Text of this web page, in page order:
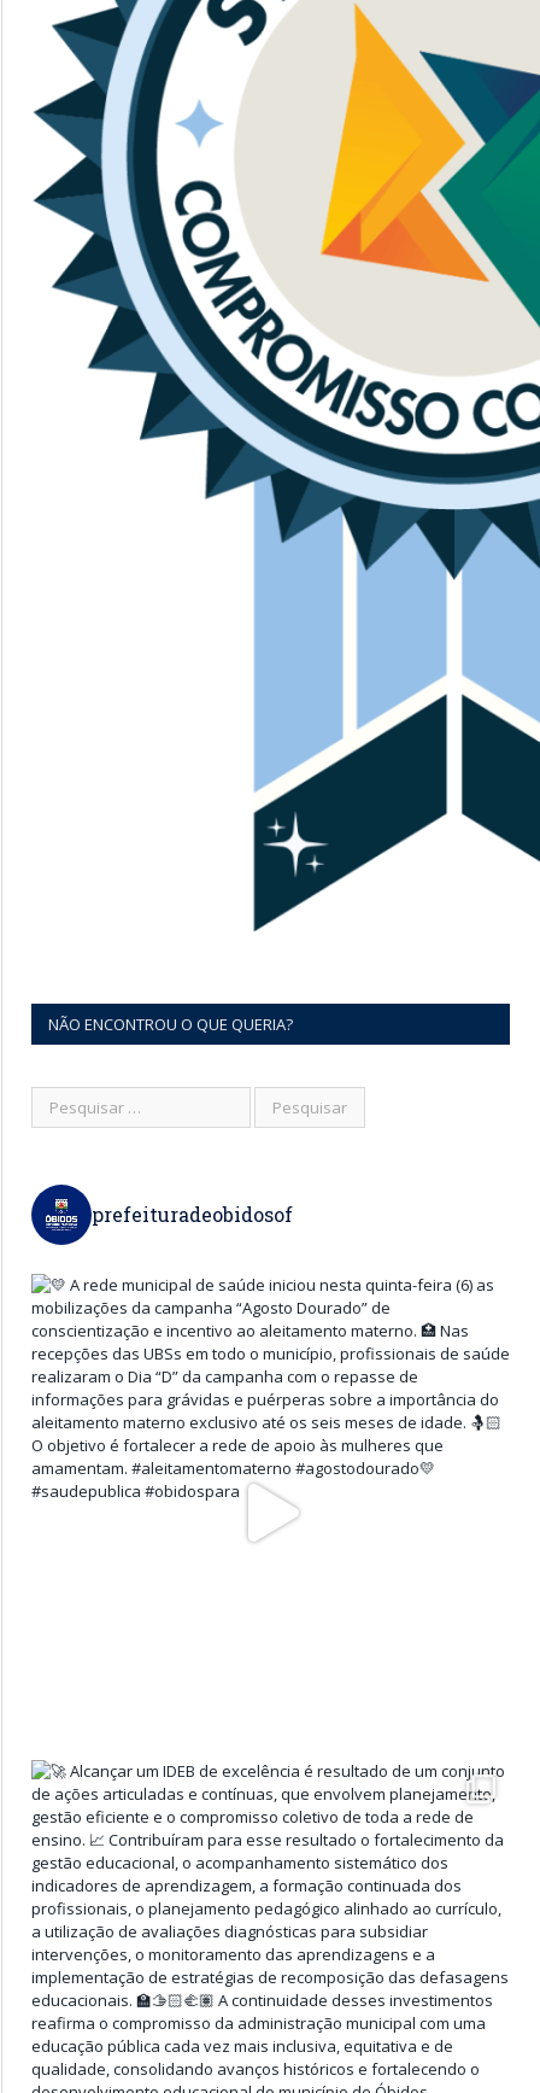
NÃO ENCONTROU O QUE QUERIA?
prefeituradeobidosof